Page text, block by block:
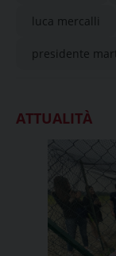
luca mercalli
presidente
ATTUALITÀ